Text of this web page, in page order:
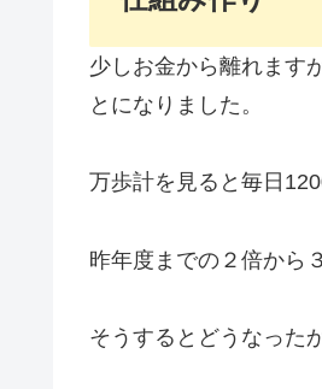
少しお金から離れます
とになりました。
万歩計を見ると毎日
昨年度までの２倍から
そうするとどうなったか